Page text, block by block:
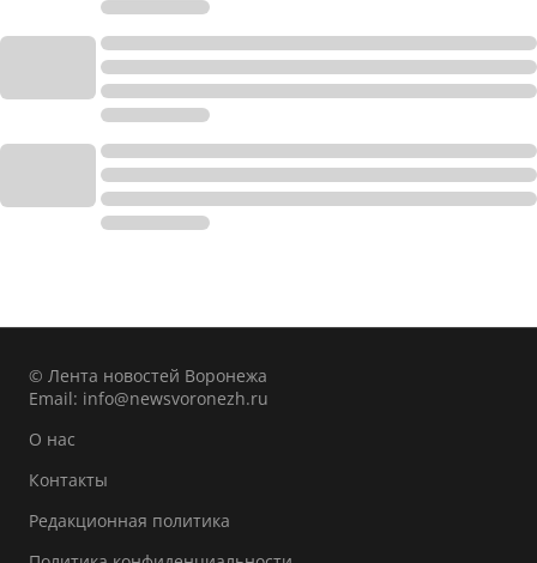
© Лента новостей Воронежа
Email: info@newsvoronezh.ru
О нас
Контакты
Редакционная политика